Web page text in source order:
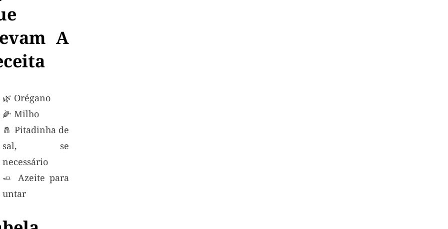
A
🌿 Orégano
🌽 Milho
🧂 Pitadinha de
sal, se
necessário
🧈 Azeite para
untar